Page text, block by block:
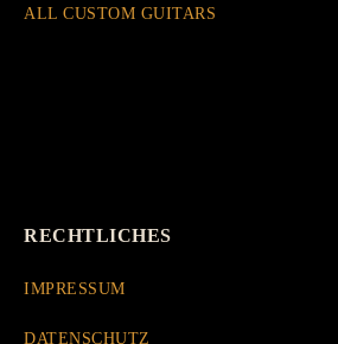
ALL CUSTOM GUITARS
RECHTLICHES
IMPRESSUM
DATENSCHUTZ